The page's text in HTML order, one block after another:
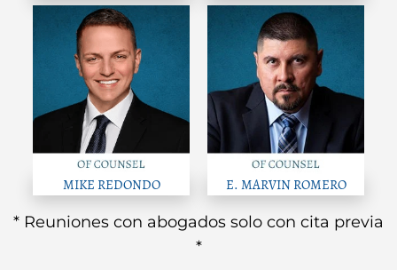
MIKE REDONDO E. MARVIN ROMERO
* Reuniones con abogados solo con cita previa
*